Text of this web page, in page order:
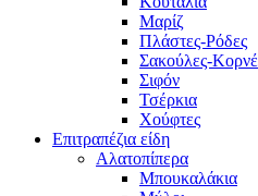
Μαρίζ
Πλάστες-Ρόδες
Σακούλες-Κορνέ
Σιφόν
Τσέρκια
Χούφτες
Επιτραπέζια είδη
Αλατοπίπερα
Μπουκαλάκια